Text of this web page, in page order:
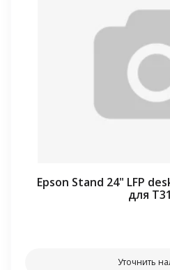
Epson Stand 24" LFP
для
Уточнить